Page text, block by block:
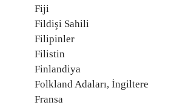
Fiji
Fildişi Sahili
Filipinler
Filistin
Finlandiya
Folkland Adaları, İngiltere
Fransa